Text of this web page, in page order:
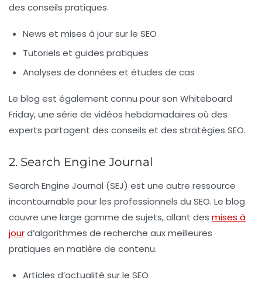
des conseils pratiques.
News et mises à jour sur le SEO
Tutoriels et guides pratiques
Analyses de données et études de cas
Le blog est également connu pour son Whiteboard
Friday, une série de vidéos hebdomadaires où des
experts partagent des conseils et des stratégies SEO.
2. Search Engine Journal
Search Engine Journal (SEJ) est une autre ressource
incontournable pour les professionnels du SEO. Le blog
couvre une large gamme de sujets, allant des mises à
jourd’algorithmes de recherche aux meilleures
pratiques en matière de contenu.
Articles d’actualité sur le SEO